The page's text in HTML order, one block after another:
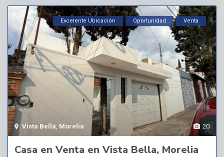
20
Vista Bella Morelia
Excelente Ubicación Oportunidad Venta
Casa en Venta en Vista Bella, Morelia